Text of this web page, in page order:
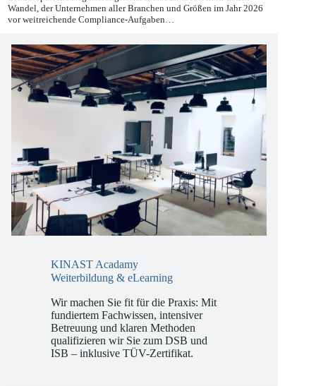
Die europäische Regulierungslandschaft befindet sich in einem
Wandel, der Unternehmen aller Branchen und Größen im Jahr 2026
KINAST Acadamy
Wir machen Sie fit für die Praxis: Mit
fundiertem Fachwissen, intensiver
Betreuung und klaren Methoden
qualifizieren wir Sie zum DSB und